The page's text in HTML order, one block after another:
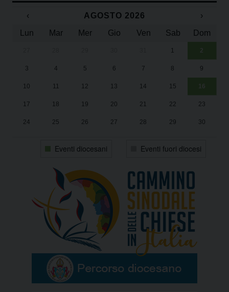
‹ AGOSTO 2026
›
Lun
Mar Mer Gio Ven Sab Dom
1 2
3 4 5 6 7 8 9
10 11 12 13 14 15 16
17 18 19 20 21 22 23
24 25 26 27 28 29 30
Eventi diocesani Eventi fuori diocesi